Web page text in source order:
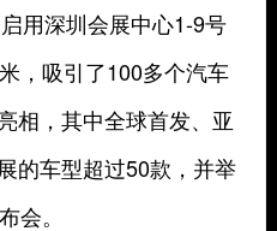
用深圳会展中心1-9号
，吸引了100多个汽车
相，其中全球首发、亚
的车型超过50款，并举
会。